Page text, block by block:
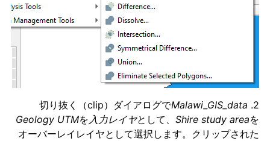
2. 切り抜く（clip）ダイアログで
Malawi_GIS_data
Geology UTMを 入力レイヤとして、 Shire study areaを
オーバーレイレイヤとして選択します。クリップされた